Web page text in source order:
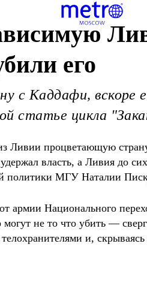
его
с Каддафи, вскоре
статье цикла
Ливии процветающую
власть, а Ливия до сих
политики МГУ Наталии
армии Национального
не то что убить —
и,